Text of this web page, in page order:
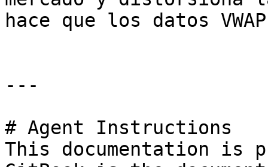
hace que los datos
---
# Agent Instructions
This documentation is